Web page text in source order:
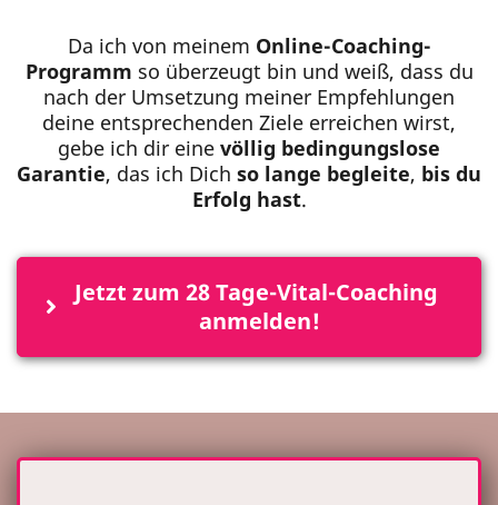
Da ich von meinem Online-Coaching-
Programm so überzeugt bin und weiß, dass du
nach der Umsetzung meiner Empfehlungen
deine entsprechenden Ziele erreichen wirst,
gebe ich dir eine völlig bedingungslose
Garantie, das ich Dich so lange begleite, bis du
Erfolg hast.
Jetzt zum 28 Tage-Vital-Coaching
anmelden!